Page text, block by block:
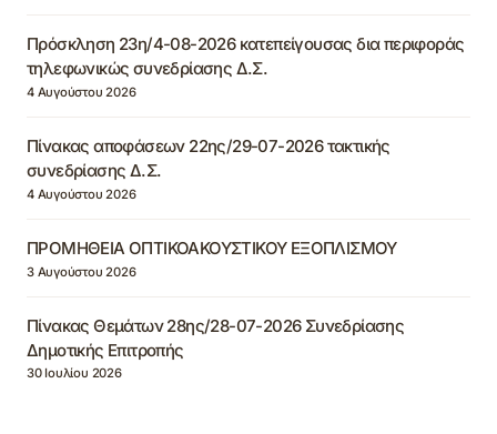
Πρόσκληση 23η/4-08-2026 κατεπείγουσας δια περιφοράς
τηλεφωνικώς συνεδρίασης Δ.Σ.
4 Αυγούστου 2026
Πίνακας αποφάσεων 22ης/29-07-2026 τακτικής
συνεδρίασης Δ.Σ.
4 Αυγούστου 2026
ΠΡΟΜΗΘΕΙΑ ΟΠΤΙΚΟΑΚΟΥΣΤΙΚΟΥ ΕΞΟΠΛΙΣΜΟΥ
3 Αυγούστου 2026
Πίνακας Θεμάτων 28ης/28-07-2026 Συνεδρίασης
Δημοτικής Επιτροπής
30 Ιουλίου 2026